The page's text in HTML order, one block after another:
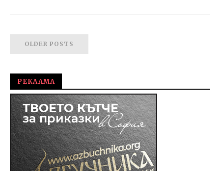
OLDER POSTS
РЕКЛАМА